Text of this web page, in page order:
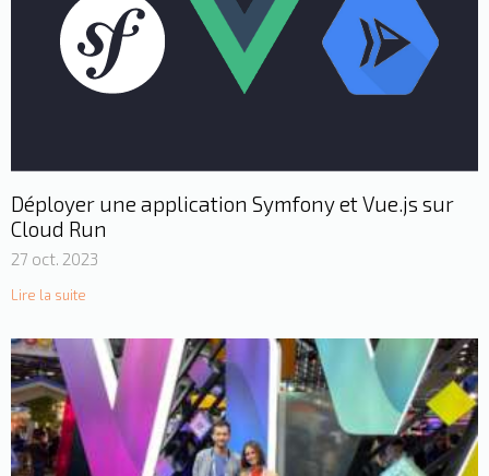
Déployer une application Symfony et Vue.js sur
Cloud Run
27 oct. 2023
Lire la suite